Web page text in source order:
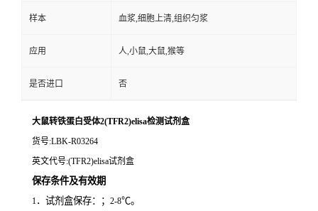
样本 血浆,细胞上清,组织匀浆
应用 人,小鼠,大鼠,猴等
是否进口 否
大鼠转铁蛋白受体2(TFR2)elisa检测试剂盒
货号:LBK-R03264
英文代号:(TFR2)elisa试剂盒
保存条件及有效期
1．试剂盒保存：； 2-8℃。